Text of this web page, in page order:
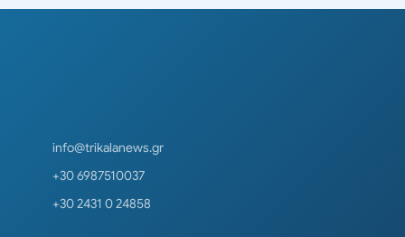
info@trikalanews.gr
+30 6987510037
+30 2431 0 24858